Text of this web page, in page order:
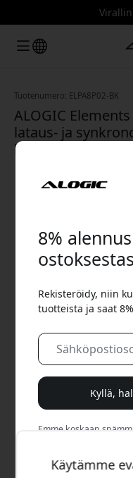
Tuotenumero: ELPA8P02-BK
ALOGIC
lataus- ja
laitteille - Musta
Käytämme
8%
Rekisteröidy, niin
tuotteista ja saat
Kyllä,
Emme koskaan
sarjat ja
🎉
Käytä tätä